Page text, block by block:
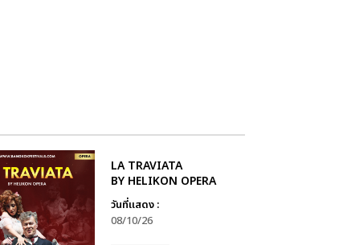
LA TRAVIATA
BY HELIKON OPERA
วันที่แสดง :
08/10/26